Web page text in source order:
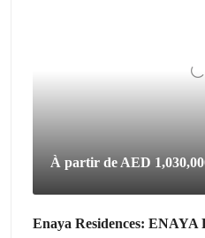
À partir de AED
Enaya Residences: